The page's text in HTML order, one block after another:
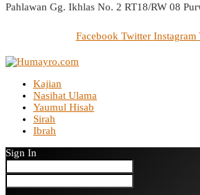
Pahlawan Gg. Ikhlas No. 2 RT18/RW 08
Facebook Twitter Instagram
Kajian
Nasihat Ulama
Yaumul Hisab
Sirah
Ibrah
Sign In